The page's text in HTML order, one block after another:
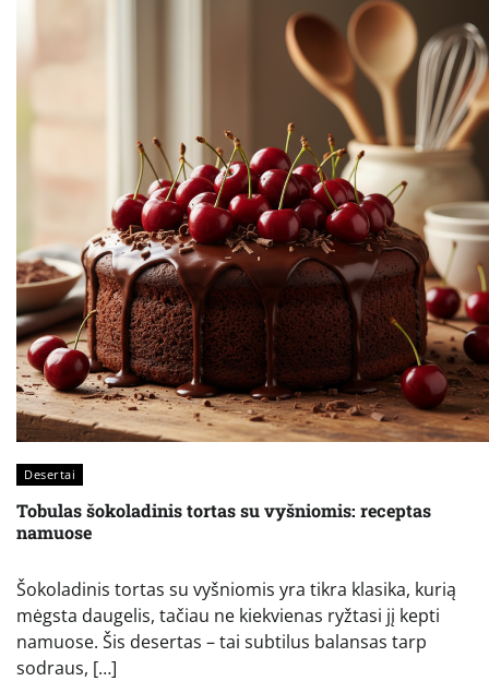
Desertai
Tobulas šokoladinis tortas su vyšniomis: receptas
namuose
Šokoladinis tortas su vyšniomis yra tikra klasika, kurią
mėgsta daugelis, tačiau ne kiekvienas ryžtasi jį kepti
namuose. Šis desertas – tai subtilus balansas tarp
sodraus, […]